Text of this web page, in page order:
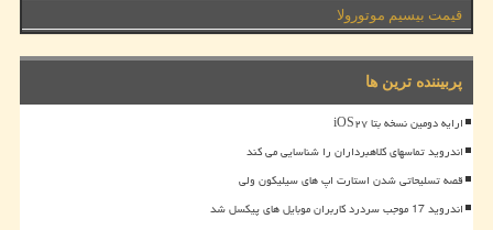
قیمت بیسیم موتورولا
پربیننده ترین ها
ارایه دومین نسخه بتا iOS۲۷
اندروید تماسهای کلاهبرداران را شناسایی می کند
قصه تسلیحاتی شدن استارت اپ های سیلیکون ولی
اندروید 17 موجب سردرد کاربران موبایل های پیکسل شد